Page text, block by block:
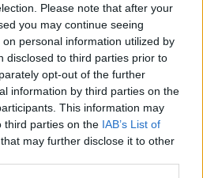
Please note that after your
you may continue seeing
personal information utilized by
disclosed to third parties prior to
opt-out of the further
information by third parties on the
This information may
third parties on the IAB’s List of
that may further disclose it to other
Social & Tech
Μην αφήσεις τη ζέστη